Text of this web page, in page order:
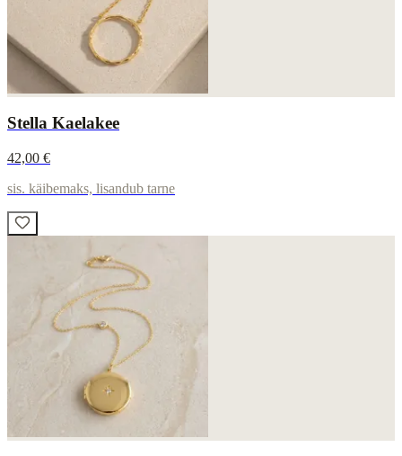
Stella Kaelakee
42,00 €
sis. käibemaks, lisandub tarne